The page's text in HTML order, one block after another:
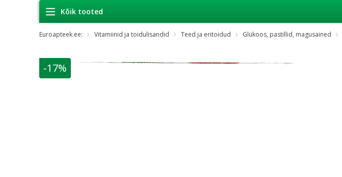
Kõik tooted
Euroapteek.ee: Vitamiinid ja toidulisandid Teed ja eritoidud Glükoos, pastillid, magusained
-17%